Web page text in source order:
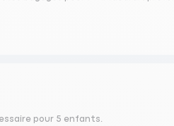
pour 5 enfants.